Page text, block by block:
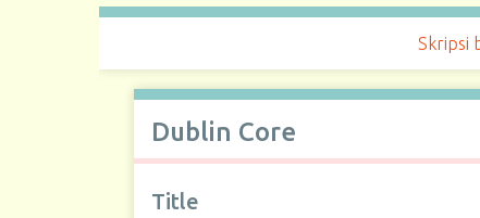
Skripsi
Dublin Core
Title